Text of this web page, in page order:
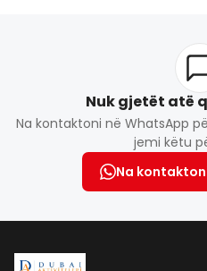
rezervim paraprak
Nuk gjetët atë
Na kontaktoni në WhatsApp
jemi këtu
Na